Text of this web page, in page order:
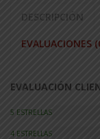
DESCRIPCIÓN
EVALUACIONES
EVALUACIÓN
5 ESTRELLAS
4 ESTRELLAS